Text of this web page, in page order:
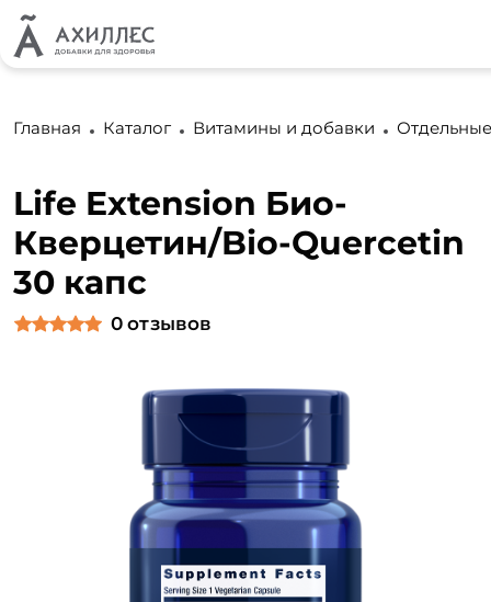
Главная Каталог Витамины и добавки
Life Extension Био-
Кверцетин/Bio-Quercetin
30 капс
0 отзывов